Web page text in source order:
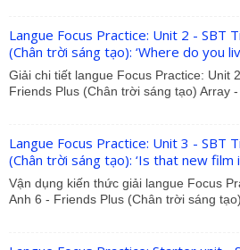
Langue Focus Practice: Unit 2 - SBT
(Chân trời sáng tạo): ‘Where do you
Giải chi tiết langue Focus Practice: Unit
Friends Plus (Chân trời sáng tạo) Array -
Langue Focus Practice: Unit 3 - SBT
(Chân trời sáng tạo): ‘Is that new film
Vận dụng kiến thức giải langue Focus
Anh 6 - Friends Plus (Chân trời sáng tạo)